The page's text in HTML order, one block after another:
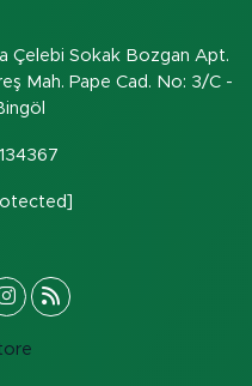
Çelebi Sokak Bozgan Apt.
Mah. Pape Cad. No: 3/C -